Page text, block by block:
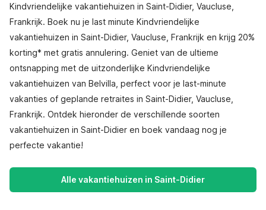
Kindvriendelijke vakantiehuizen in Saint-Didier, Vaucluse,
Frankrijk. Boek nu je last minute Kindvriendelijke
vakantiehuizen in Saint-Didier, Vaucluse, Frankrijk en krijg 20%
korting* met gratis annulering. Geniet van de ultieme
ontsnapping met de uitzonderlijke Kindvriendelijke
vakantiehuizen van Belvilla, perfect voor je last-minute
vakanties of geplande retraites in Saint-Didier, Vaucluse,
Frankrijk. Ontdek hieronder de verschillende soorten
vakantiehuizen in Saint-Didier en boek vandaag nog je
perfecte vakantie!
Alle vakantiehuizen in Saint-Didier